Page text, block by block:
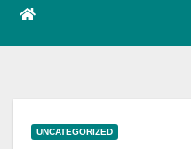
UNCATEGORIZED